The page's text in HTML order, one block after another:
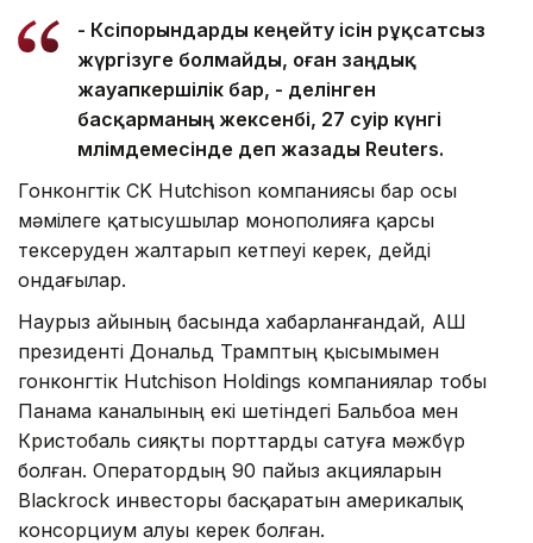
- Кәсіпорындарды кеңейту ісін рұқсатсыз
жүргізуге болмайды, оған заңдық
жауапкершілік бар, - делінген
басқарманың жексенбі, 27 сәуір күнгі
мәлімдемесінде деп жазады Reuters.
Гонконгтік CK Hutchison компаниясы бар осы
мәмілеге қатысушылар монополияға қарсы
тексеруден жалтарып кетпеуі керек, дейді
ондағылар.
Наурыз айының басында хабарланғандай, АҚШ
президенті Дональд Трамптың қысымымен
гонконгтік Hutchison Holdings компаниялар тобы
Панама каналының екі шетіндегі Бальбоа мен
Кристобаль сияқты порттарды сатуға мәжбүр
болған. Оператордың 90 пайыз акцияларын
Blackrock инвесторы басқаратын америкалық
консорциум алуы керек болған.